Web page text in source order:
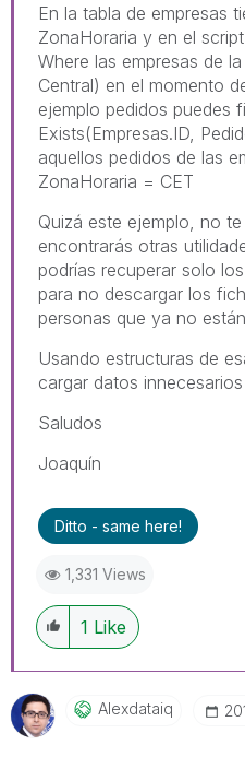
En la tabla de empresas
ZonaHoraria y en el
Where las empresas de
Central) en el momento
ejemplo pedidos puedes
Exists(Empresas.ID,
aquellos pedidos de las
ZonaHoraria = CET
Quizá este ejemplo, no
encontrarás otras
podrías recuperar solo
para no descargar los
personas que ya no
Usando estructuras de
cargar datos
Saludos
Joaquín
Ditto - same here!
1,331 Views
1 Like
Alexdataiq